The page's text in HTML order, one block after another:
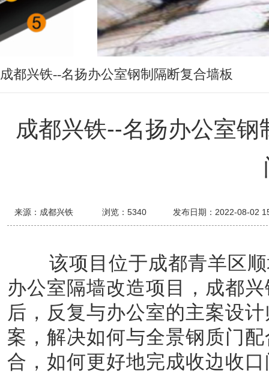
成都兴铁--名扬办公室钢制隔断复合墙板
成都兴铁--名扬办公室
来源：成都兴铁 浏览： 5340 发布日期：2022-08-02
该项目位于成都青羊区顺
办公室隔墙改造项目，成都
后，反复与办公室的主案设
案，解决如何与全景钢质门
合，如何更好地完成收边收